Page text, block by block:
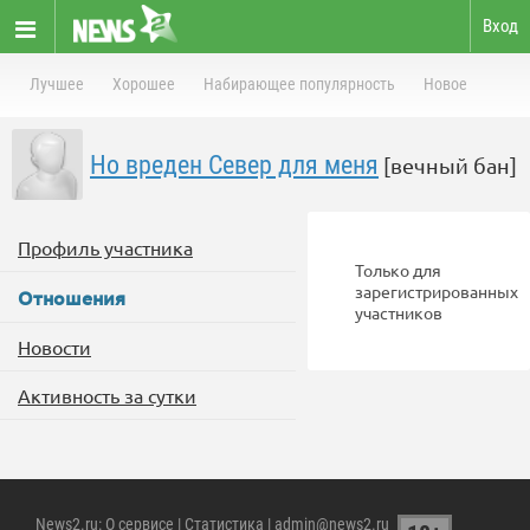
Вход
Лучшее Хорошее Набирающее популярность Новое
Но вреден Север для меня [вечный бан]
Профиль участника
Отношения
Новости
Активность за сутки
Только для
зарегистрированных
участников
News2.ru: О сервисе | Статистика | admin@news2.ru